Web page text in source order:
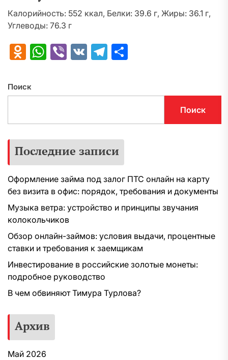
Калорийность: 552 ккал, Белки: 39.6 г, Жиры: 36.1 г,
Углеводы: 76.3 г
Odnoklassniki
WhatsApp
Viber
VK Telegram
Поиск
Поиск
Последние записи
Оформление займа под залог ПТС онлайн на карту
без визита в офис: порядок, требования и документы
Музыка ветра: устройство и принципы звучания
колокольчиков
Обзор онлайн-займов: условия выдачи, процентные
ставки и требования к заемщикам
Инвестирование в российские золотые монеты:
подробное руководство
В чем обвиняют Тимура Турлова?
Архив
Май 2026